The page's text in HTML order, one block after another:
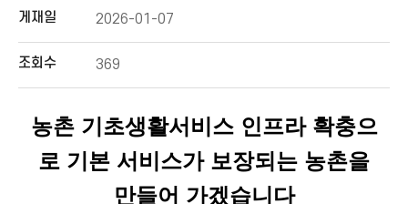
게재일 2026-01-07
조회수 369